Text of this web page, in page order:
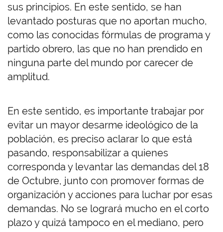
sus principios. En este sentido, se han
levantado posturas que no aportan mucho,
como las conocidas fórmulas de programa y
partido obrero, las que no han prendido en
ninguna parte del mundo por carecer de
amplitud.
En este sentido, es importante trabajar por
evitar un mayor desarme ideológico de la
población, es preciso aclarar lo que está
pasando, responsabilizar a quienes
corresponda y levantar las demandas del 18
de Octubre, junto con promover formas de
organización y acciones para luchar por esas
demandas. No se logrará mucho en el corto
plazo y quizá tampoco en el mediano, pero